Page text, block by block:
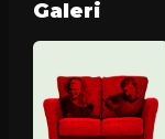
Galeri